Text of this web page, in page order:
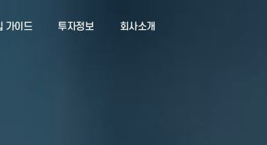
도입 가이드 투자정보